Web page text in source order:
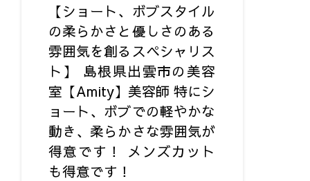
【ショート、ボブスタイル
の柔らかさと優しさのある
雰囲気を創るスペシャリス
ト】 島根県出雲市の美容
室【Amity】美容師 特にシ
ョート、ボブでの軽やかな
動き、柔らかさな雰囲気が
得意です！ メンズカット
も得意です！ㅤ